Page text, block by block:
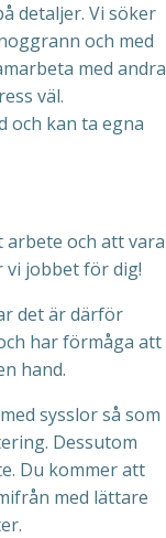
detaljer. Vi söker
och med
med andra
väl.
och kan ta egna
och att vara
vi jobbet för dig!
det är därför
har förmåga att
hand.
sysslor så som
Dessutom
Du kommer att
med lättare